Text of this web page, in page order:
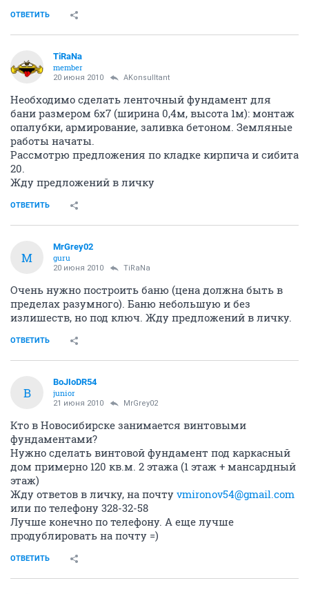
ОТВЕТИТЬ
TiRaNa
member
20 июня 2010 AKonsulltant
Необходимо сделать ленточный фундамент для
бани размером 6х7 (ширина 0,4м, высота 1м): монтаж
опалубки, армирование, заливка бетоном. Земляные
работы начаты.
Рассмотрю предложения по кладке кирпича и сибита
20.
Жду предложений в личку
ОТВЕТИТЬ
M
MrGrey02
guru
20 июня 2010 TiRaNa
Очень нужно построить баню (цена должна быть в
пределах разумного). Баню небольшую и без
излишеств, но под ключ. Жду предложений в личку.
ОТВЕТИТЬ
B
BoJIoDR54
junior
21 июня 2010 MrGrey02
Кто в Новосибирске занимается винтовыми
фундаментами?
Нужно сделать винтовой фундамент под каркасный
дом примерно 120 кв.м. 2 этажа (1 этаж + мансардный
этаж)
Жду ответов в личку, на почту vmironov54@gmail.com
или по телефону 328-32-58
Лучше конечно по телефону. А еще лучше
продублировать на почту =)
ОТВЕТИТЬ